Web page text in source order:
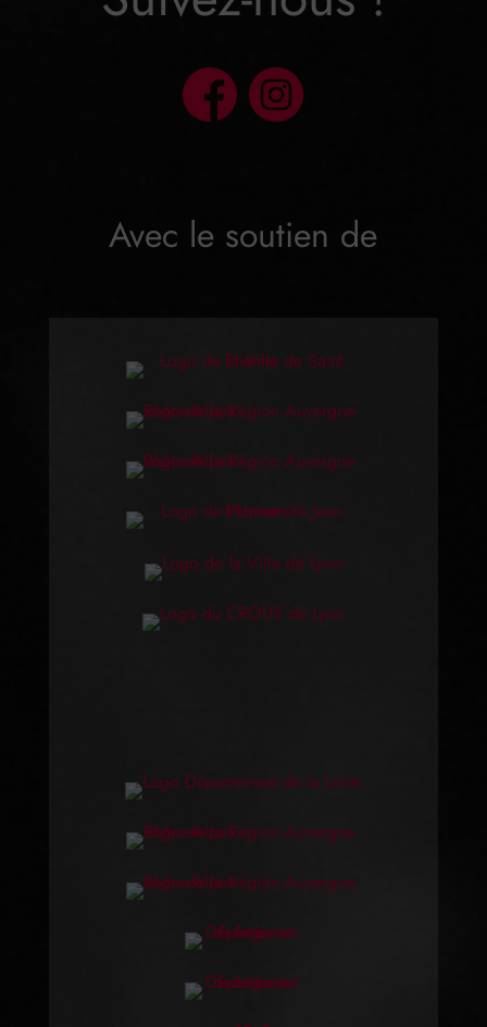
Avec le soutien de